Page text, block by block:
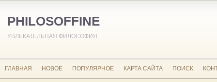
PHILOSOFFINE
УВЛЕКАТЕЛЬНАЯ ФИЛОСОФИЯ
ГЛАВНАЯ НОВОЕ ПОПУЛЯРНОЕ КАРТА САЙТА ПОИСК